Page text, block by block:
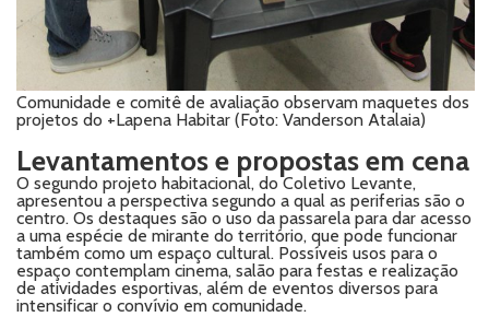
Comunidade e comitê de avaliação observam maquetes dos
projetos do +Lapena Habitar (Foto: Vanderson Atalaia)
Levantamentos e propostas em cena
O segundo projeto habitacional, do Coletivo Levante,
apresentou a perspectiva segundo a qual as periferias são o
centro. Os destaques são o uso da passarela para dar acesso
a uma espécie de mirante do território, que pode funcionar
também como um espaço cultural. Possíveis usos para o
espaço contemplam cinema, salão para festas e realização
de atividades esportivas, além de eventos diversos para
intensificar o convívio em comunidade.